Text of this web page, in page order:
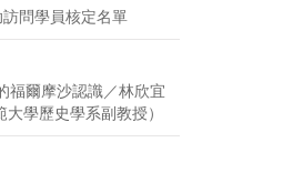
問學員核定名單
福爾摩沙認識／林欣宜
學歷史學系副教授）